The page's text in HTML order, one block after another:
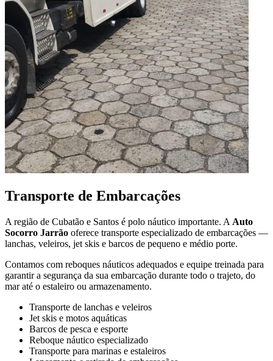
Transporte de Embarcações
A região de Cubatão e Santos é polo náutico importante. A Auto
Socorro Jarrão oferece transporte especializado de embarcações —
lanchas, veleiros, jet skis e barcos de pequeno e médio porte.
Contamos com reboques náuticos adequados e equipe treinada para
garantir a segurança da sua embarcação durante todo o trajeto, do
mar até o estaleiro ou armazenamento.
Transporte de lanchas e veleiros
Jet skis e motos aquáticas
Barcos de pesca e esporte
Reboque náutico especializado
Transporte para marinas e estaleiros